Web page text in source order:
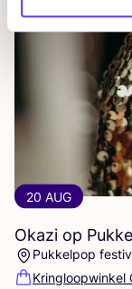
20 AUG
Okazi op
Pukkelpop
Kringloopwinkel